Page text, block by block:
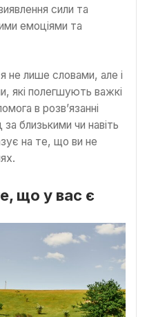
сили та
емоціями та
не лише словами, але і
які полегшують важкі
в розв’язанні
близькими чи навіть
на те, що ви не
що у вас є